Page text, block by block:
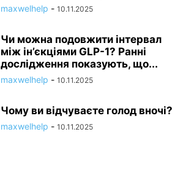
maxwelhelp - 10.11.2025
Чи можна подовжити інтервал
між ін’єкціями GLP-1? Ранні
дослідження показують, що...
maxwelhelp - 10.11.2025
Чому ви відчуваєте голод вночі?
maxwelhelp - 10.11.2025